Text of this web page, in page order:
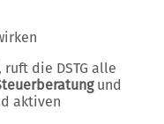
die DSTG alle
und
aktiven